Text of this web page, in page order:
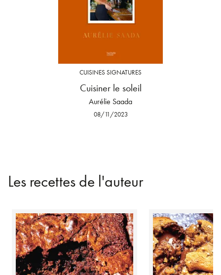
CUISINES SIGNATURES
Cuisiner le soleil
Aurélie Saada
08/11/2023
Les recettes de l'auteur